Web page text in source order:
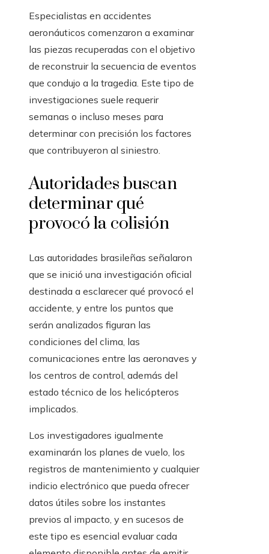
Especialistas en accidentes
aeronáuticos comenzaron a examinar
las piezas recuperadas con el objetivo
de reconstruir la secuencia de eventos
que condujo a la tragedia. Este tipo de
investigaciones suele requerir
semanas o incluso meses para
determinar con precisión los factores
que contribuyeron al siniestro.
Autoridades buscan
determinar qué
provocó la colisión
Las autoridades brasileñas señalaron
que se inició una investigación oficial
destinada a esclarecer qué provocó el
accidente, y entre los puntos que
serán analizados figuran las
condiciones del clima, las
comunicaciones entre las aeronaves y
los centros de control, además del
estado técnico de los helicópteros
implicados.
Los investigadores igualmente
examinarán los planes de vuelo, los
registros de mantenimiento y cualquier
indicio electrónico que pueda ofrecer
datos útiles sobre los instantes
previos al impacto, y en sucesos de
este tipo es esencial evaluar cada